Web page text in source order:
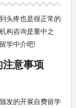
头疼也是很正常的
构咨询是重中之
学中介吧!
意事项
发的开展自费留学